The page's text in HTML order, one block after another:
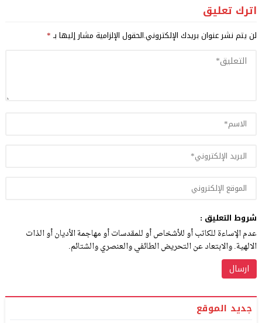
اترك تعليق
لن يتم نشر عنوان بريدك الإلكتروني.الحقول الإلزامية مشار إليها بـ*
شروط التعليق :
عدم الإساءة للكاتب أو للأشخاص أو للمقدسات أو مهاجمة الأديان أو الذات
الالهية. والابتعاد عن التحريض الطائفي والعنصري والشتائم.
جديد الموقع